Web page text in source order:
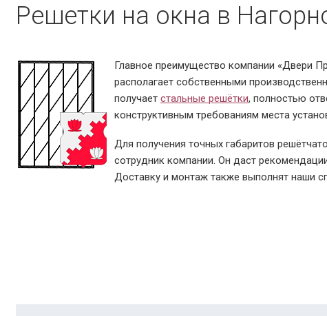
Решетки на окна в
Главное преимущество компании «Двери
располагает собственными
получает стальные решётки, полностью
конструктивным требованиям места
Для получения точных габаритов
сотрудник компании. Он даст
Доставку и монтаж также выполнят наши